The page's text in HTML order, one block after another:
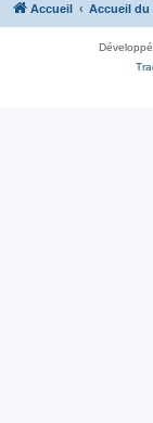
Accueil Accueil du